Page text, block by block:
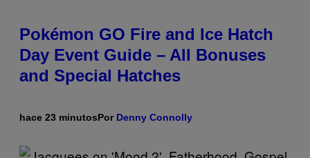
Pokémon GO Fire and Ice Hatch
Day Event Guide – All Bonuses
and Special Hatches
hace 23 minutosPor Denny Connolly